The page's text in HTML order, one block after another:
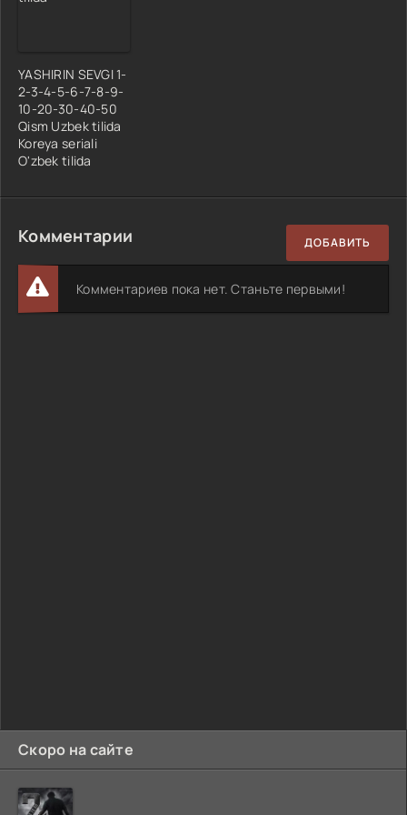
Скоро на сайте
YASHIRIN SEVGI 1-
2-3-4-5-6-7-8-9-
10-20-30-40-50
Qism Uzbek tilida
Koreya seriali
O'zbek tilida
Комментарии ДОБАВИТЬ
Комментариев пока нет. Станьте первыми!